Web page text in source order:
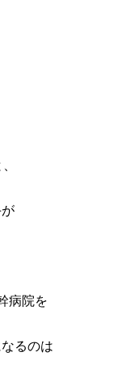
病院を
るのは